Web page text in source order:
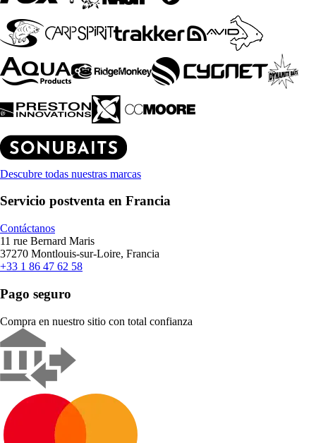
Descubre todas nuestras marcas
Servicio postventa en Francia
Contáctanos
11 rue Bernard Maris
37270 Montlouis-sur-Loire, Francia
+33 1 86 47 62 58
Pago seguro
Compra en nuestro sitio con total confianza